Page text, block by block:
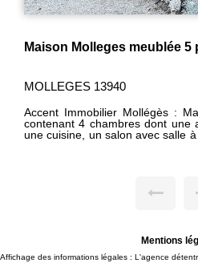
Maison Molleges meublée 5
MOLLEGES 13940
Accent Immobilier Mollégès :
contenant 4 chambres dont une
une cuisine, un salon avec salle
"message" en bas de cette
Mentions
Affichage des informations légales : L'agence